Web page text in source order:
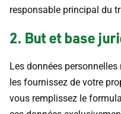
responsable principal du
2. But et base
Les données
les fournissez de votre
vous remplissez le